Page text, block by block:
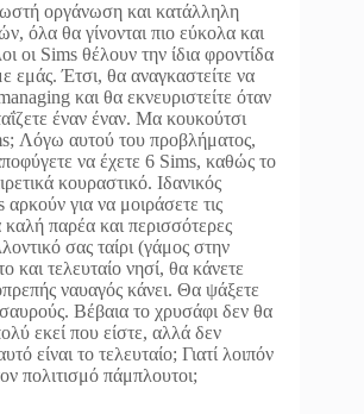
οργάνωση και κατάλληλη
όλα θα γίνονται πιο εύκολα και
οι Sims θέλουν την ίδια φροντίδα
εμάς. Έτσι, θα αναγκαστείτε να
και θα εκνευριστείτε όταν
έναν έναν. Μα κουκούτσι
Λόγω αυτού του προβλήματος,
να έχετε 6 Sims, καθώς το
κουραστικό. Ιδανικός
για να μοιράσετε τις
καλή παρέα και περισσότερες
σας ταίρι (γάμος στην
και τελευταίο νησί, θα κάνετε
ναυαγός κάνει. Θα ψάξετε
Βέβαια το χρυσάφι δεν θα
εκεί που είστε, αλλά δεν
είναι το τελευταίο; Γιατί λοιπόν
πολιτισμό πάμπλουτοι;